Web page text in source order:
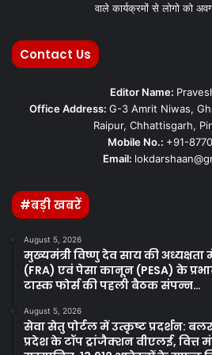
वाले कार्यक्रमों से लोगो को
Contact Us
Editor Name:
Office Address: G-3 Amrit Niwas,
Raipur, Chhattisgarh,
Mobile No.: +91-
Email:
#बड़ी खबरें
August 5, 2026
मुख्यमंत्री विष्णु देव साय की
(FRA) एवं पेसा कानून (PESA) के
टास्क फोर्स की पहली बैठक संपन्न…
August 5, 2026
सेवा सेतु पोर्टल में उत्कृष्ट प्रदर्शन:
प्रदेश के टॉप ट्रांजैक्शन वीएलई, वित्त